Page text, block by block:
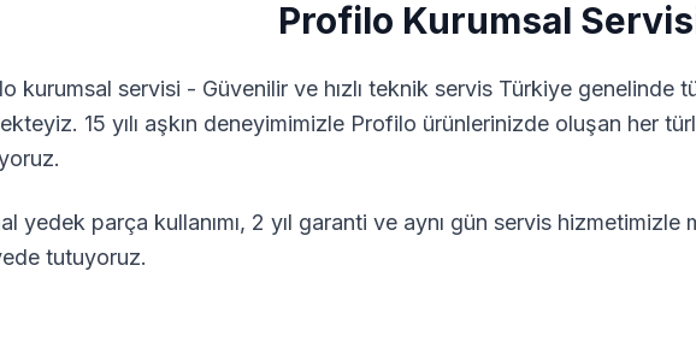
Profilo Kurumsal
kurumsal servisi - Güvenilir ve hızlı teknik servis Türkiye genelinde
15 yılı aşkın deneyimimizle Profilo ürünlerinizde oluşan her
yedek parça kullanımı, 2 yıl garanti ve aynı gün servis
tutuyoruz.